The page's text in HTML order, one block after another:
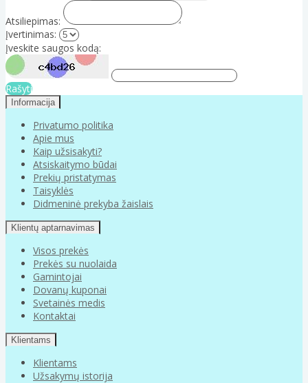
Atsiliepimas:
Įvertinimas:
Įveskite saugos kodą:
Rašyti
Informacija
Privatumo politika
Apie mus
Kaip užsisakyti?
Atsiskaitymo būdai
Prekių pristatymas
Taisyklės
Didmeninė prekyba žaislais
Klientų aptarnavimas
Visos prekės
Prekės su nuolaida
Gamintojai
Dovanų kuponai
Svetainės medis
Kontaktai
Klientams
Klientams
Užsakymų istorija